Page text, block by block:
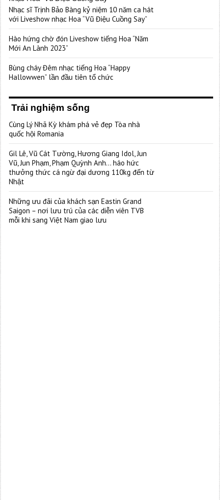
Nhạc sĩ Trịnh Bảo Bàng kỷ niệm 10 năm ca hát
với Liveshow nhạc Hoa “Vũ Điệu Cuồng Say”
Hào hứng chờ đón Liveshow tiếng Hoa “Năm
Mới An Lành 2023”
Bùng cháy Đêm nhạc tiếng Hoa “Happy
Hallowwen” lần đầu tiên tổ chức
Trải nghiệm sống
Cùng Lý Nhã Kỳ khám phá vẻ đẹp Tòa nhà
quốc hội Romania
Gil Lê, Vũ Cát Tường, Hương Giang Idol, Jun
Vũ, Jun Phạm, Phạm Quỳnh Anh… háo hức
thưởng thức cá ngừ đại dương 110kg đến từ
Nhật
Những ưu đãi của khách sạn Eastin Grand
Saigon – nơi lưu trú của các diễn viên TVB
mỗi khi sang Việt Nam giao lưu